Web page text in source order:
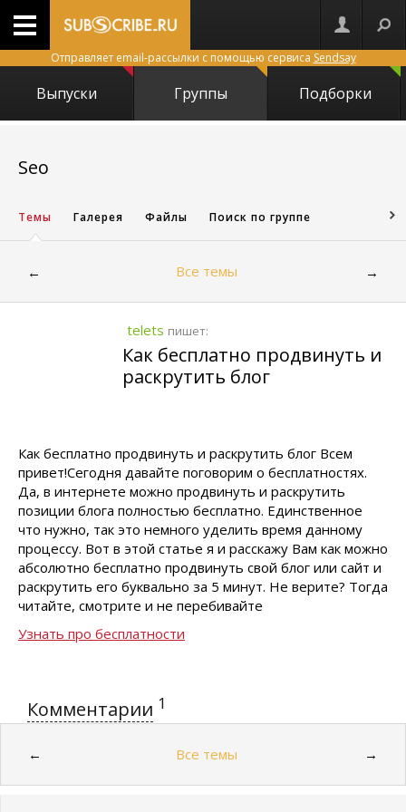
Отправляет email-рассылки с помощью сервиса Sendsay
Выпуски Группы Подборки
Seo
Темы Галерея Файлы Поиск по группе
← Все темы →
telets пишет:
Как бесплатно продвинуть и
раскрутить блог
Как бесплатно продвинуть и раскрутить блог Всем
привет!Сегодня давайте поговорим о бесплатностях.
Да, в интернете можно продвинуть и раскрутить
позиции блога полностью бесплатно. Единственное
что нужно, так это немного уделить время данному
процессу. Вот в этой статье я и расскажу Вам как можно
абсолютно бесплатно продвинуть свой блог или сайт и
раскрутить его буквально за 5 минут. Не верите? Тогда
читайте, смотрите и не перебивайте
Узнать про бесплатности
Комментарии 1
← Все темы →